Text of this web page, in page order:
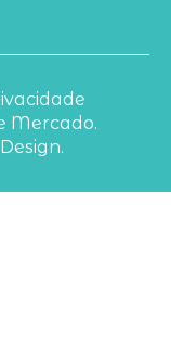
Mercado.